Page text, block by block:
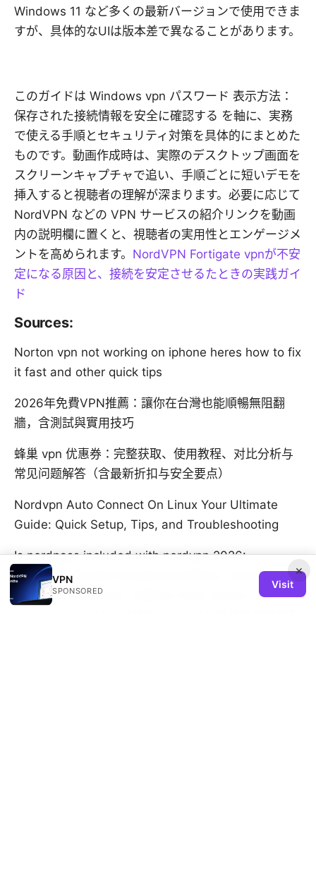
Windows 11 など多くの最新バージョンで使用できま
すが、具体的なUIは版本差で異なることがあります。
このガイドは Windows vpn パスワード 表示方法：
保存された接続情報を安全に確認する を軸に、実務
で使える手順とセキュリティ対策を具体的にまとめた
ものです。動画作成時は、実際のデスクトップ画面を
スクリーンキャプチャで追い、手順ごとに短いデモを
挿入すると視聴者の理解が深まります。必要に応じて
NordVPN などの VPN サービスの紹介リンクを動画
内の説明欄に置くと、視聴者の実用性とエンゲージメ
ントを高められます。 NordVPN Fortigate vpnが不安
定になる原因と、接続を安定させるたときの実践ガイ
ド
Sources:
Norton vpn not working on iphone heres how to fix
it fast and other quick tips
2026年免費VPN推薦：讓你在台灣也能順暢無阻翻
牆，含測試與實用技巧
蜂巢 vpn 优惠券：完整获取、使用教程、对比分析与
常见问题解答（含最新折扣与安全要点）
Nordvpn Auto Connect On Linux Your Ultimate
Guide: Quick Setup, Tips, and Troubleshooting
Is nordpass included with nordvpn 2026:
NordVPN Bundle Included NordPass, Password
Manager, And How It Works
Pulse secure vpnサー
×
VPN
SPONSORED
Visit